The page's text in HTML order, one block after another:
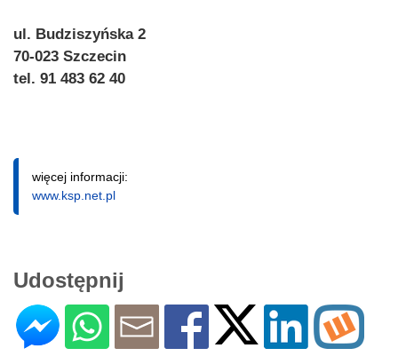
ul. Budziszyńska 2
70-023 Szczecin
tel. 91 483 62 40
więcej informacji:
www.ksp.net.pl
Udostępnij